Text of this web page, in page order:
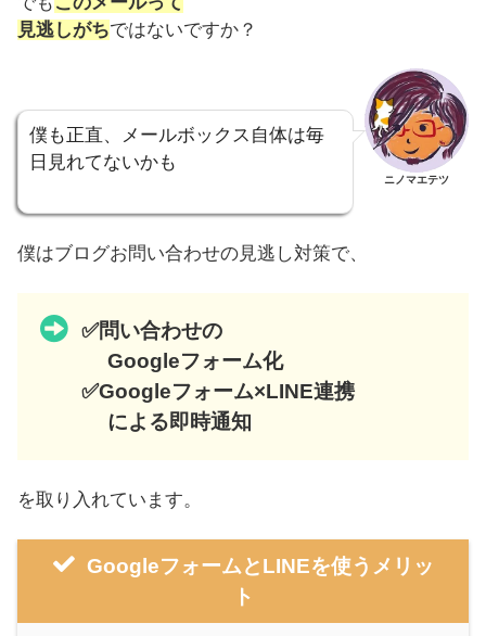
見逃しがちではないですか？
僕も正直、メールボックス自体は毎
日見れてないかも
ニノマエテツ
僕はブログお問い合わせの見逃し対策で、
✅問い合わせの
Googleフォーム化
✅Googleフォーム×LINE連携
による即時通知
を取り入れています。
GoogleフォームとLINEを使うメリッ
ト